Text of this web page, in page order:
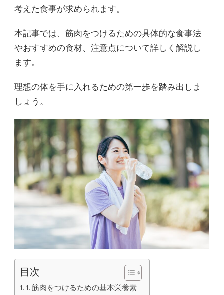
考えた食事が求められます。
本記事では、筋肉をつけるための具体的な食事法
やおすすめの食材、注意点について詳しく解説し
ます。
理想の体を手に入れるための第一歩を踏み出しま
しょう。
目次
1. 筋肉をつけるための基本栄養素